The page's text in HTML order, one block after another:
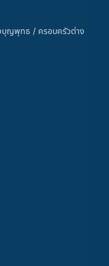
บุญพุทธ / ครอบครัวต่าง